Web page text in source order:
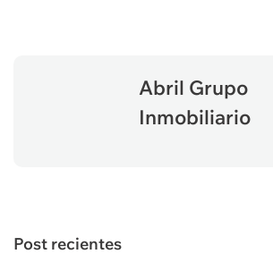
Abril Grupo
Inmobiliario
Post recientes